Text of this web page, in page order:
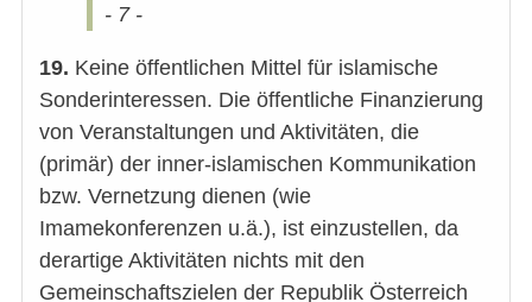
- 7 -
19. Keine öffentlichen Mittel für islamische
Sonderinteressen. Die öffentliche Finanzierung
von Veranstaltungen und Aktivitäten, die
(primär) der inner-islamischen Kommunikation
bzw. Vernetzung dienen (wie
Imamekonferenzen u.ä.), ist einzustellen, da
derartige Aktivitäten nichts mit den
Gemeinschaftszielen der Republik Österreich